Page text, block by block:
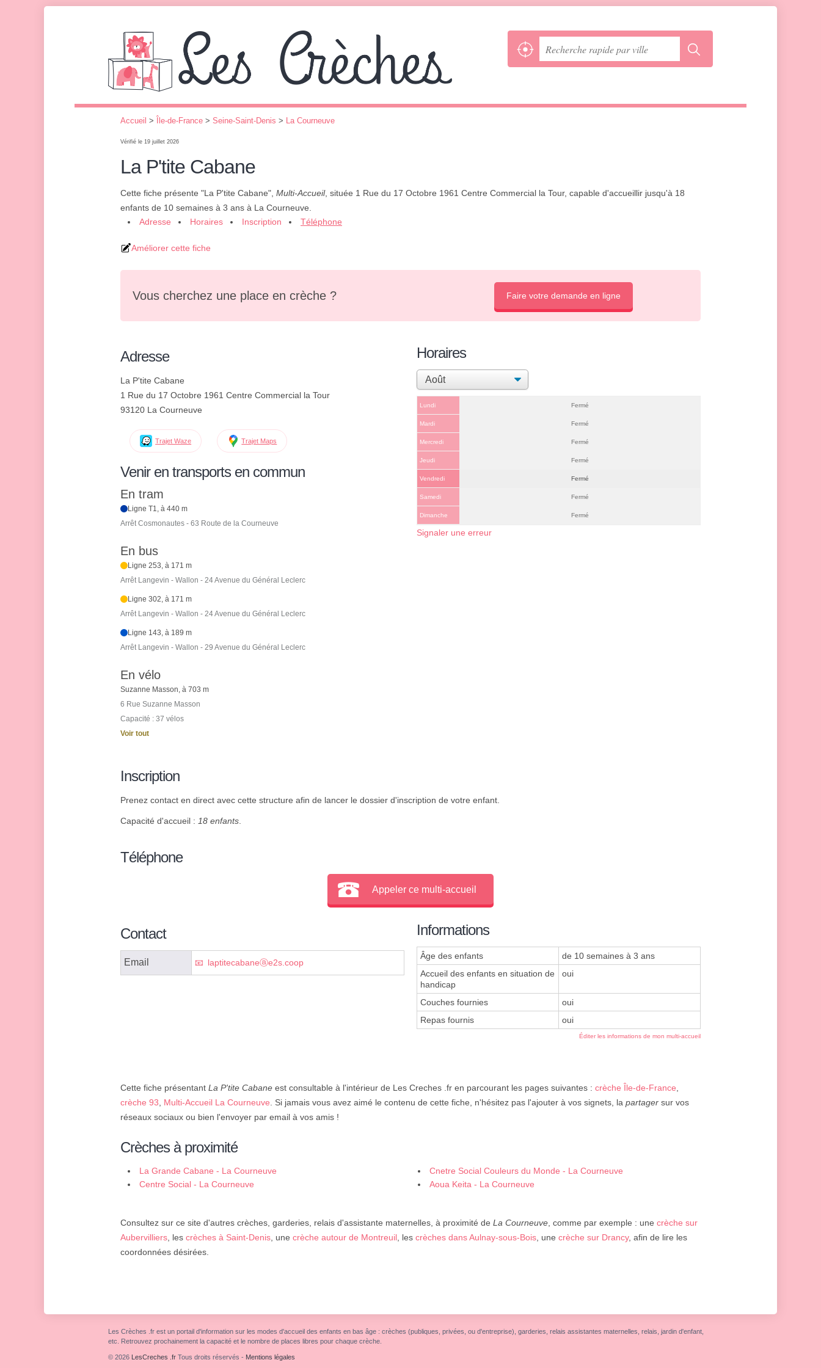
Accueil > Île-de-France > Seine-Saint-Denis > La Courneuve
Vérifié le 19 juillet 2026
La P'tite Cabane
Cette fiche présente "La P'tite Cabane", Multi-Accueil, située 1 Rue du 17 Octobre 1961 Centre Commercial la Tour, capable d'accueillir jusqu'à 18
enfants de 10 semaines à 3 ans à La Courneuve.
Adresse
Horaires Inscription Téléphone
Améliorer cette fiche
Vous cherchez une place en crèche ? Faire votre demande en ligne
Adresse
La P'tite Cabane
1 Rue du 17 Octobre 1961 Centre Commercial la Tour
93120 La Courneuve
Trajet Waze Trajet Maps
Venir en transports en commun
En tram
Ligne T1, à 440 m
Arrêt Cosmonautes - 63 Route de la Courneuve
En bus
Ligne 253, à 171 m
Arrêt Langevin - Wallon - 24 Avenue du Général Leclerc
Ligne 302, à 171 m
Arrêt Langevin - Wallon - 24 Avenue du Général Leclerc
Ligne 143, à 189 m
Arrêt Langevin - Wallon - 29 Avenue du Général Leclerc
En vélo
Suzanne Masson, à 703 m
6 Rue Suzanne Masson
Capacité : 37 vélos
Voir tout
Horaires
Lundi Fermé
Mardi Fermé
Mercredi Fermé
Jeudi Fermé
Vendredi Fermé
Samedi Fermé
Dimanche Fermé
Signaler une erreur
Inscription
Prenez contact en direct avec cette structure afin de lancer le dossier d'inscription de votre enfant.
Capacité d'accueil : 18 enfants.
Téléphone
Appeler ce multi-accueil
Contact
Email laptitecabaneⓐe2s.coop
Informations
Âge des enfants
de 10 semaines à 3 ans
Accueil des enfants en situation de
handicap
oui
Couches fournies
oui
Repas fournis
oui
Éditer les informations de mon multi-accueil
Cette fiche présentant La P'tite Cabane est consultable à l'intérieur de Les Creches .fr en parcourant les pages suivantes : crèche Île-de-France,
crèche 93, Multi-Accueil La Courneuve. Si jamais vous avez aimé le contenu de cette fiche, n'hésitez pas l'ajouter à vos signets, la partager sur vos
réseaux sociaux ou bien l'envoyer par email à vos amis !
Crèches à proximité
La Grande Cabane - La Courneuve
Cnetre Social Couleurs du Monde - La Courneuve
Centre Social - La Courneuve
Aoua Keita - La Courneuve
Consultez sur ce site d'autres crèches, garderies, relais d'assistante maternelles, à proximité de La Courneuve, comme par exemple : une crèche sur
Aubervilliers, les crèches à Saint-Denis, une crèche autour de Montreuil, les crèches dans Aulnay-sous-Bois, une crèche sur Drancy, afin de lire les
coordonnées désirées.
Les Crèches .fr est un portail d'information sur les modes d'accueil des enfants en bas âge : crèches (publiques, privées, ou d'entreprise), garderies, relais assistantes maternelles, relais, jardin d'enfant,
etc. Retrouvez prochainement la capacité et le nombre de places libres pour chaque crèche.
© 2026 LesCreches .fr Tous droits réservés - Mentions légales